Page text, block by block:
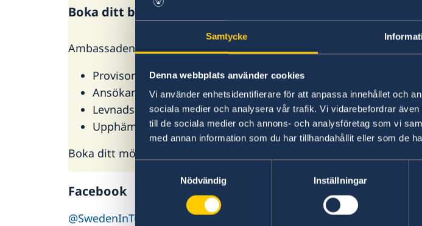
Samtycke
Denna webbplats använder cookies
Vi använder enhetsidentifierare för att anpassa innehållet och
sociala medier och analysera vår trafik. Vi vidarebefordrar
till de sociala medier och annons- och analysföretag som vi
med annan information som du har tillhandahållit eller som de
Nödvändig
Inställningar
Boka ditt besök på ambassaden
Ambassaden erbjuder följande service:
Provisoriskt pass
Ansökan om samordningsnummer
Levnadsintyg
Upphämtning av dokument t.ex. ordinarie pass)
Boka ditt möte nu på ambassaden bokningstjänst:
Facebook
@SwedenInTunis